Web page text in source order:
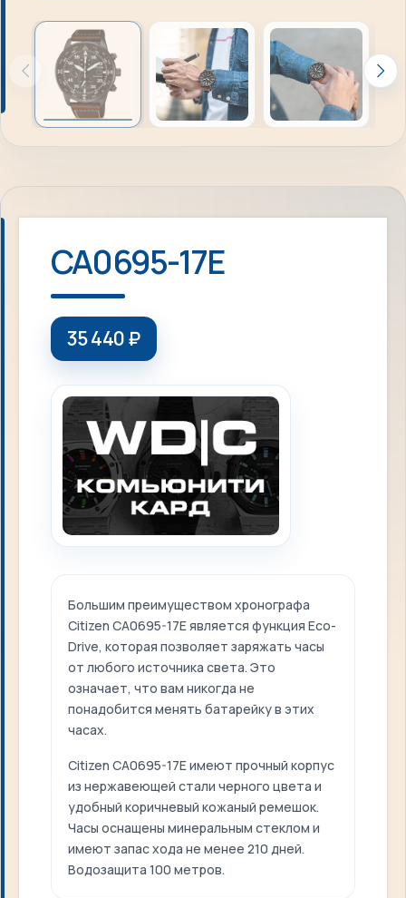
CA0695-17E
35 440₽
Большим преимуществом хронографа
Citizen CA0695-17E является функция Eco-
Drive, которая позволяет заряжать часы
от любого источника света. Это
означает, что вам никогда не
понадобится менять батарейку в этих
часах.
Citizen CA0695-17E имеют прочный корпус
из нержавеющей стали черного цвета и
удобный коричневый кожаный ремешок.
Часы оснащены минеральным стеклом и
имеют запас хода не менее 210 дней.
Водозащита 100 метров.